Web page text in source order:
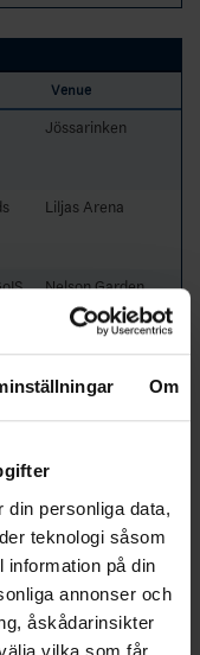
Om
din personliga data,
teknologi såsom
information på din
annonser och
åskådarinsikter
vilka som får
Venue
Jössarinken
Liljas Arena
Nelson Garden
Arena
ProTrain Arena
Liljas Arena
ProTrain Arena
Jössarinken